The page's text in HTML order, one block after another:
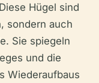
Hügel sind
sondern auch
Sie spiegeln
und die
Wiederaufbaus